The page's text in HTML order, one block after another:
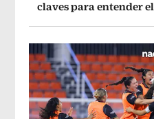
claves para entender